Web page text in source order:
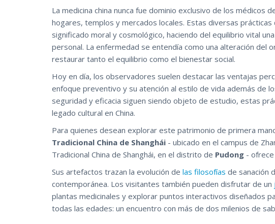
La medicina china nunca fue dominio exclusivo de los médicos
hogares, templos y mercados locales. Estas diversas
significado moral y cosmológico, haciendo del equilibrio vital
personal. La enfermedad se entendía como una alteración del
restaurar tanto el equilibrio como el bienestar social.
Hoy en día, los observadores suelen destacar las ventajas
enfoque preventivo y su atención al estilo de vida además de
seguridad y eficacia siguen siendo objeto de estudio, estas
legado cultural en China.
Para quienes desean explorar este patrimonio de primera
Tradicional China de Shanghái - ubicado en el campus de
Tradicional China de Shanghái, en el distrito de Pudong -
Sus artefactos trazan la evolución de las filosofías de sanación
contemporánea. Los visitantes también pueden disfrutar de un
plantas medicinales y explorar puntos interactivos diseñados
todas las edades: un encuentro con más de dos milenios de